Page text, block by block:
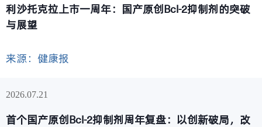
利沙托克拉上市一周年：国产原创Bcl-2抑制剂的突破
与展望
来源：健康报
07.21
2026
首个国产原创Bcl-2抑制剂周年复盘：以创新破局，改